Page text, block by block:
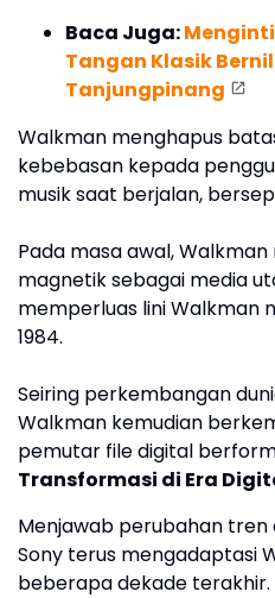
Baca Juga:
Tangan Klasik
Tanjungpinang
Walkman menghapus
kebebasan kepada
musik saat berjalan,
Pada masa awal,
magnetik sebagai media
memperluas lini Walkman
1984.
Seiring perkembangan
Walkman kemudian
pemutar file digital
Transformasi di Era
Menjawab perubahan tren
Sony terus mengadaptasi
beberapa dekade terakhir.